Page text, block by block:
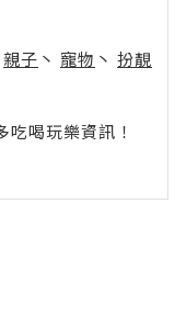
親子 丶 寵物 丶 扮靚
喝玩樂資訊！